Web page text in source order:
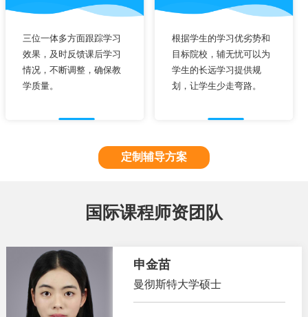
三位一体多方面跟踪学习
效果，及时反馈课后学习
情况，不断调整，确保教
学质量。
根据学生的学习优劣势和
目标院校，辅无忧可以为
学生的长远学习提供规
划，让学生少走弯路。
定制辅导方案
国际课程师资团队
申金苗
曼彻斯特大学硕士